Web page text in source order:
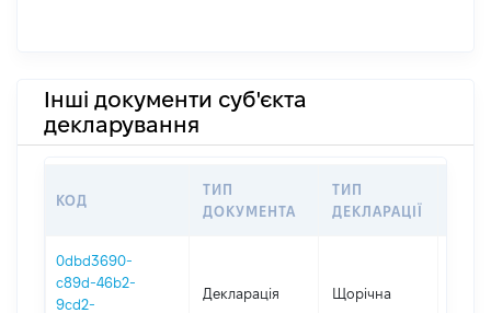
Інші документи суб'єкта
декларування
КОД
ТИП
ДОКУМЕНТА
ТИП
ДЕКЛАРАЦІЇ
0dbd3690-
c89d-46b2-
9cd2-
Декларація Щорічна